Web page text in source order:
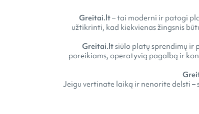
Greitai.lt– tai moderni ir patogi
užtikrinti, kad kiekvienas žingsnis
Greitai.ltsiūlo platų sprendimų ir
poreikiams, operatyvią pagalbą ir
Jeigu vertinate laiką ir nenorite delsti –